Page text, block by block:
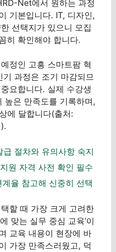
Net에서 원하는 과정
기본입니다. IT, 디자인,
선택지가 있으니 모집
히 확인해야 합니다.
정인 고흥 스마트팜 혁
과정은 조기 마감되므
요합니다. 실제 수강생
높은 만족도를 기록하며,
에 달합니다(출처:
절차와 유의사항 숙지
원 자격 사전 확인 필수
율 참고해 신중히 선택
할 때 가장 크게 고려한
맞는 실무 중심 교육’이
교육 내용이 현장에 바
가장 만족스러웠고, 덕